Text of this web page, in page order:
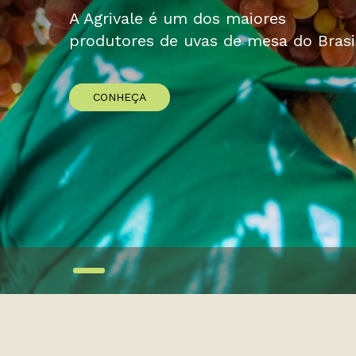
A Agrivale é um dos maiores
produtores de uvas de mesa do
CONHEÇA